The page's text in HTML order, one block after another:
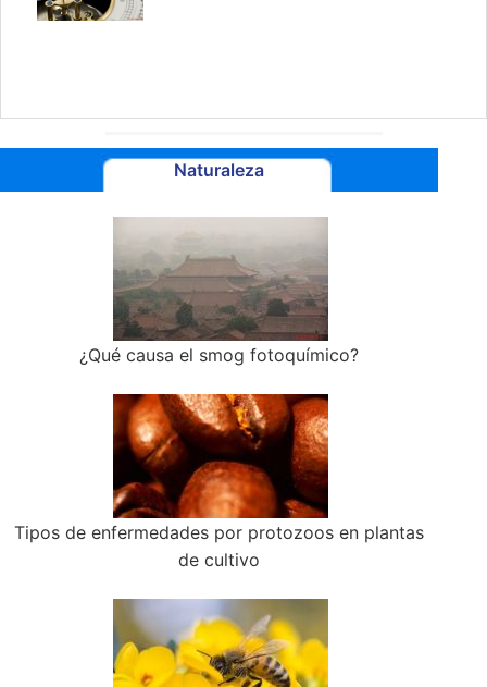
Naturaleza
¿Qué causa el smog fotoquímico?
Tipos de enfermedades por protozoos en plantas
de cultivo